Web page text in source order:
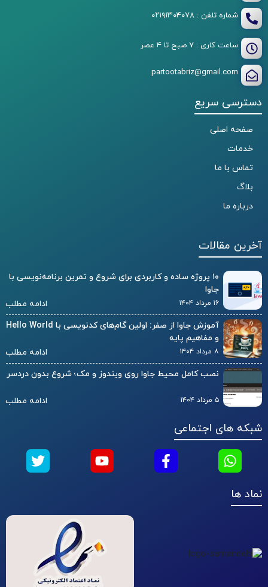
شماره تلفن : ۰۲۱۹۱۳۰۴۰۷۸
ساعت کاری : ۷ صبح تا ۴ عصر
partootabriz@gmail.com
دسترسی سریع
صفحه اصلی
خدمات
تماس با ما
بلاگ
درباره ما
آخرین مقالات
۱۰ پروژه ساده و کاربردی برای شروع و تمرین برنامه‌نویسی با
جاوا
۱۶ مرداد ۱۴۰۴
ادامه مطلب
آموزش جاوا از صفر: اولین گام‌های کدنویسی با Hello World
و مفاهیم پایه
۸ مرداد ۱۴۰۴
ادامه مطلب
نصب کامل محیط جاوا روی ویندوز و مک؛ شروع بدون دردسر
۵ مرداد ۱۴۰۴ ادامه مطلب
شبکه های اجتماعی
نماد ها